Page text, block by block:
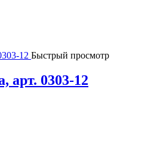
Быстрый просмотр
арт. 0303-12